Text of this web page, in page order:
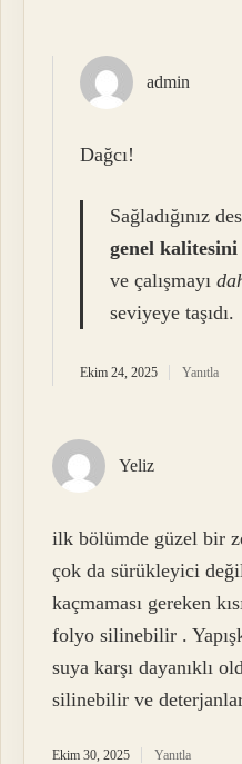
admin
Dağcı!
Sağladığınız
genel kalitesini
ve çalışmayı
seviyeye taşıdı.
Ekim 24, 2025 Yanıtla
Yeliz
ilk bölümde güzel bir
çok da sürükleyici
kaçmaması gereken
folyo silinebilir .
suya karşı dayanıklı
silinebilir ve
Ekim 30, 2025 Yanıtla